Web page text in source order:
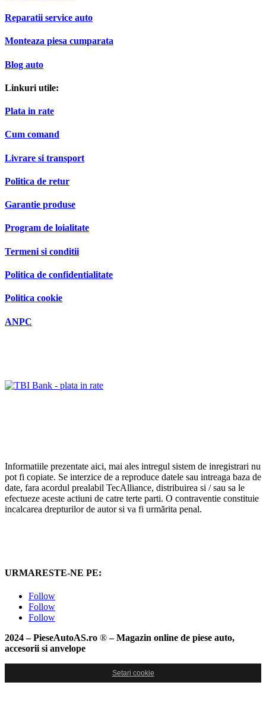
Reparatii service auto
Monteaza piesa cumparata
Blog auto
Linkuri utile:
Plata in rate
Cum comand
Livrare si transport
Politica de retur
Garantie produse
Program de loialitate
Termeni si conditii
Politica de confidentialitate
Politica cookie
ANPC
Informatiile prezentate aici, mai ales intregul sistem de inregistrari nu
pot fi copiate. Se interzice de a reproduce datele sau intreaga baza de
date, fara acordul prealabil TecAlliance, distribuirea si / sau sa le
efectueze aceste actiuni de catre terte parti. O contraventie constituie
incalcarea drepturilor de autor si va fi urmărita penal.
URMARESTE-NE PE:
Follow
Follow
Follow
2024 – PieseAutoAS.ro ®– Magazin online de piese auto,
accesorii si anvelope
Setari cookie